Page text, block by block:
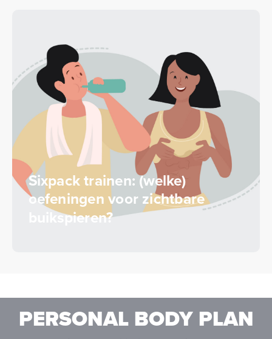
Sixpack trainen: (welke)
oefeningen voor zichtbare
buikspieren?
PERSONAL BODY PLAN